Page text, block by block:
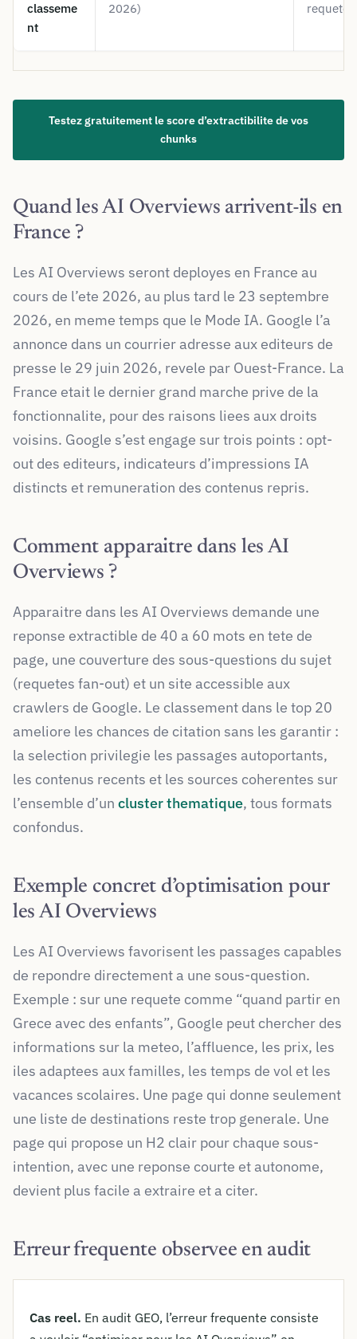
classeme
nt
2026)
requete
Testez gratuitement le score d’extractibilite de vos
chunks
Quand les AI Overviews arrivent-ils en
France ?
Les AI Overviews seront deployes en France au
cours de l’ete 2026, au plus tard le 23 septembre
2026, en meme temps que le Mode IA. Google l’a
annonce dans un courrier adresse aux editeurs de
presse le 29 juin 2026, revele par Ouest-France. La
France etait le dernier grand marche prive de la
fonctionnalite, pour des raisons liees aux droits
voisins. Google s’est engage sur trois points : opt-
out des editeurs, indicateurs d’impressions IA
distincts et remuneration des contenus repris.
Comment apparaitre dans les AI
Overviews ?
Apparaitre dans les AI Overviews demande une
reponse extractible de 40 a 60 mots en tete de
page, une couverture des sous-questions du sujet
(requetes fan-out) et un site accessible aux
crawlers de Google. Le classement dans le top 20
ameliore les chances de citation sans les garantir :
la selection privilegie les passages autoportants,
les contenus recents et les sources coherentes sur
l’ensemble d’un cluster thematique, tous formats
confondus.
Exemple concret d’optimisation pour
les AI Overviews
Les AI Overviews favorisent les passages capables
de repondre directement a une sous-question.
Exemple : sur une requete comme “quand partir en
Grece avec des enfants”, Google peut chercher des
informations sur la meteo, l’affluence, les prix, les
iles adaptees aux familles, les temps de vol et les
vacances scolaires. Une page qui donne seulement
une liste de destinations reste trop generale. Une
page qui propose un H2 clair pour chaque sous-
intention, avec une reponse courte et autonome,
devient plus facile a extraire et a citer.
Erreur frequente observee en audit
Cas reel. En audit GEO, l’erreur frequente consiste